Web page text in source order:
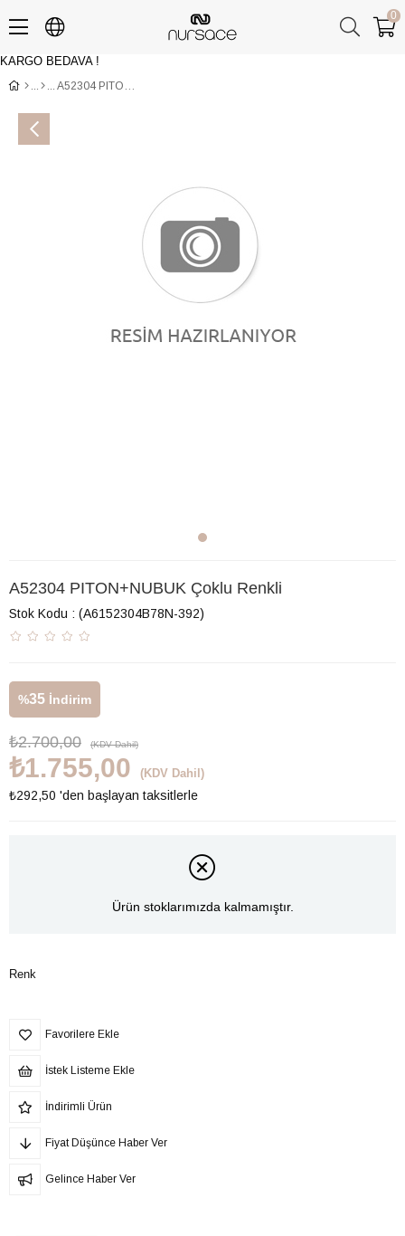
KARGO BEDAVA !
0
A52304 PITON+NUBUK Çoklu Renkli
A52304 PITON+NUBUK Çoklu Renkli
Stok Kodu (A6152304B78N-392)
%35 İndirim
₺2.700,00 (KDV Dahil)
₺1.755,00 (KDV Dahil)
₺292,50 'den başlayan taksitlerle
Ürün stoklarımızda kalmamıştır.
Renk
Favorilere Ekle
İstek Listeme Ekle
İndirimli Ürün
Fiyat Düşünce Haber Ver
Gelince Haber Ver